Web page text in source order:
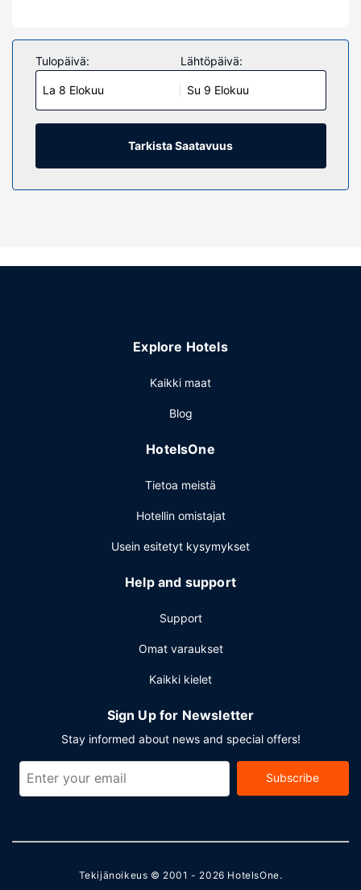
Kaikissa 76 huoneessa on ilmastointi, minibaari sekä LED-
TVt. Varusteluun kuuluu Tempur Pedic -patjallinen sänky.
Mukavuuksiin kuuluu satelliittikanavat sekä ilmainen
langaton internetyhteys. Huoneissa on oma kylpyhuone, ja
sen varusteluun kuuluu suihku, sadesuihkupää ja ilmaiset
hygieniatuotteet.
Kiinteistön miellyttävyys
hierontapalvelut, vartalohoidot ja kasvohoidot. Paikan
internetyhteys, concierge-palvelut ja juhlasali.
mannermainen aamiainen tarjotaan päivittäin klo 7.00–
Käytössäsi on ympäri vuorokauden auki oleva business
vuorokauden auki oleva vastaanotto. Käytössäsi on
helposti, sillä ilmainen pysäköinti kuuluu myös palveluihin.
Tulopäivä:
La 8 Elokuu
Lähtöpäivä:
Su 9 Elokuu
Tarkista Saatavuus
Explore Hotels
Kaikki maat
Blog
HotelsOne
Tietoa meistä
Hotellin omistajat
Usein esitetyt kysymykset
Help and support
Support
Omat varaukset
Kaikki kielet
Sign Up for Newsletter
Stay informed about news and special offers!
Subscribe
Tekijänoikeus © 2001 - 2026 HotelsOne.